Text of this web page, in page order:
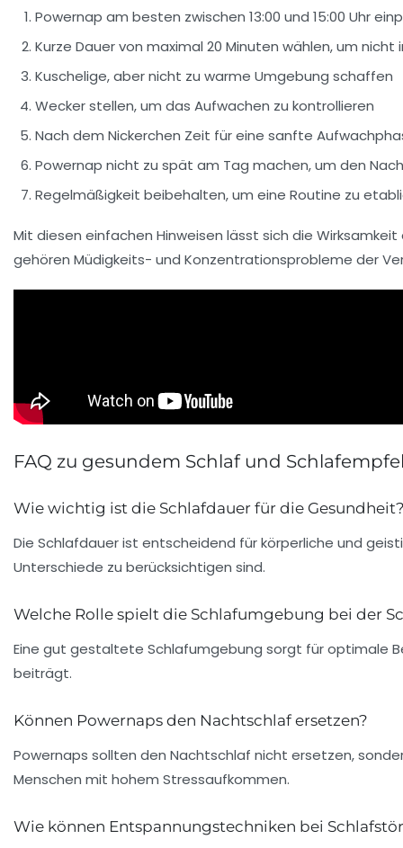
Powernap am besten zwischen 13:00 und 15:00 Uhr
Kurze Dauer von maximal 20 Minuten wählen, um
Kuschelige, aber nicht zu warme Umgebung schaffen
Wecker stellen, um das Aufwachen zu kontrollieren
Nach dem Nickerchen Zeit für eine sanfte
Powernap nicht zu spät am Tag machen, um den
Regelmäßigkeit beibehalten, um eine Routine zu
Mit diesen einfachen Hinweisen lässt sich die
gehören Müdigkeits- und Konzentrationsprobleme der
FAQ zu gesundem Schlaf und
Wie wichtig ist die Schlafdauer für die
Die Schlafdauer ist entscheidend für körperliche und
Unterschiede zu berücksichtigen sind.
Welche Rolle spielt die Schlafumgebung bei der
Eine gut gestaltete Schlafumgebung sorgt für optimale
beiträgt.
Können Powernaps den Nachtschlaf ersetzen?
Powernaps sollten den Nachtschlaf nicht ersetzen,
Menschen mit hohem Stressaufkommen.
Wie können Entspannungstechniken bei